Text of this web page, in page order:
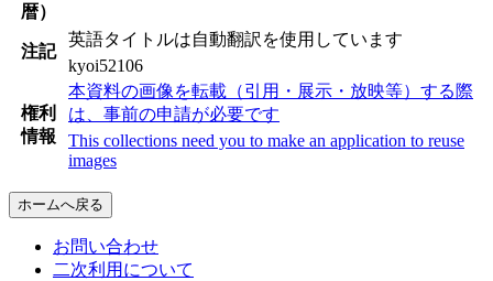
暦）
注記
英語タイトルは自動翻訳を使用しています
kyoi52106
権利
情報
本資料の画像を転載（引用・展示・放映等）する際
は、事前の申請が必要です
This collections need you to make an application to reuse
images
ホームへ戻る
お問い合わせ
二次利用について